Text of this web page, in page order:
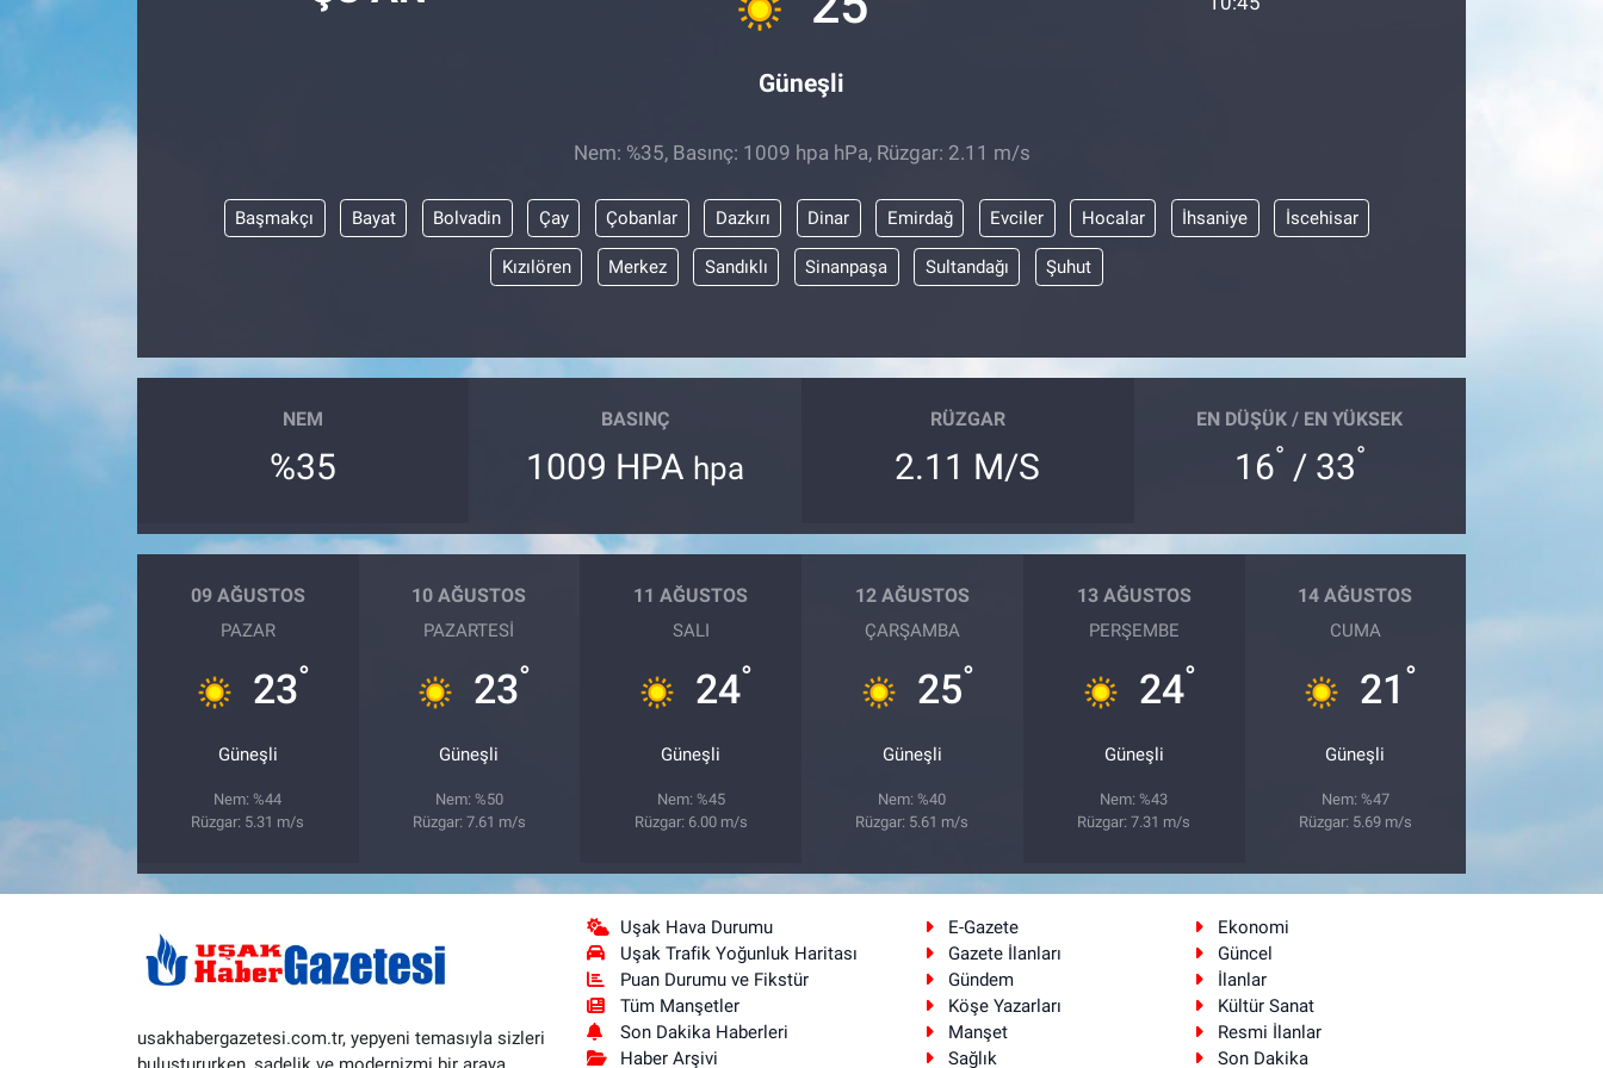
Güneşli
Nem: %35, Basınç: 1009 hpa hPa, Rüzgar: 2.11 m/s
Başmakçı Bayat Bolvadin Çay Çobanlar Dazkırı Dinar Emirdağ Evciler Hocalar İhsaniye İscehisar
Kızılören Merkez Sandıklı Sinanpaşa Sultandağı Şuhut
NEM
%35
BASINÇ
1009 HPA hpa
RÜZGAR
2.11 M/S
EN DÜŞÜK / EN YÜKSEK
16° / 33°
09 AĞUSTOS
PAZAR
23°
Güneşli
Nem: %44
Rüzgar: 5.31 m/s
10 AĞUSTOS
PAZARTESI
23°
Güneşli
Nem: %50
Rüzgar: 7.61 m/s
11 AĞUSTOS
SALI
24°
Güneşli
Nem: %45
Rüzgar: 6.00 m/s
12 AĞUSTOS
ÇARŞAMBA
25°
Güneşli
Nem: %40
Rüzgar: 5.61 m/s
13 AĞUSTOS
PERŞEMBE
24°
Güneşli
Nem: %43
Rüzgar: 7.31 m/s
14 AĞUSTOS
CUMA
21 °
Güneşli
Nem: %47
Rüzgar: 5.69 m/s
usakhabergazetesi.com.tr, yepyeni temasıyla sizleri
Uşak Hava Durumu
Uşak Trafik Yoğunluk Haritası
Puan Durumu ve Fikstür
Tüm Manşetler
Son Dakika Haberleri
Haber Arşivi
E-Gazete
Ekonomi
Gazete İlanları
Güncel
Gündem
İlanlar
Köşe Yazarları
Kültür Sanat
Manşet
Resmi İlanlar
Sağlık
Son Dakika
Resmi İlanlar